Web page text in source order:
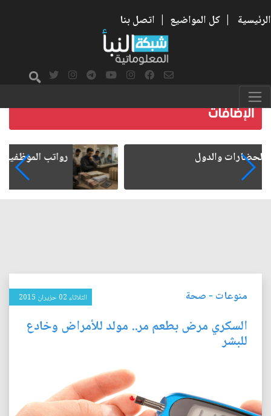
الرئيسية | كل المواضيع | اتصل بنا
رواتب الموظفين على صفيح ساخن
منوعات - صحة الثلاثاء 02 حزيران 2015
السكري مرض بطعم مر.. مولد للأمراض وخادع
للبشر